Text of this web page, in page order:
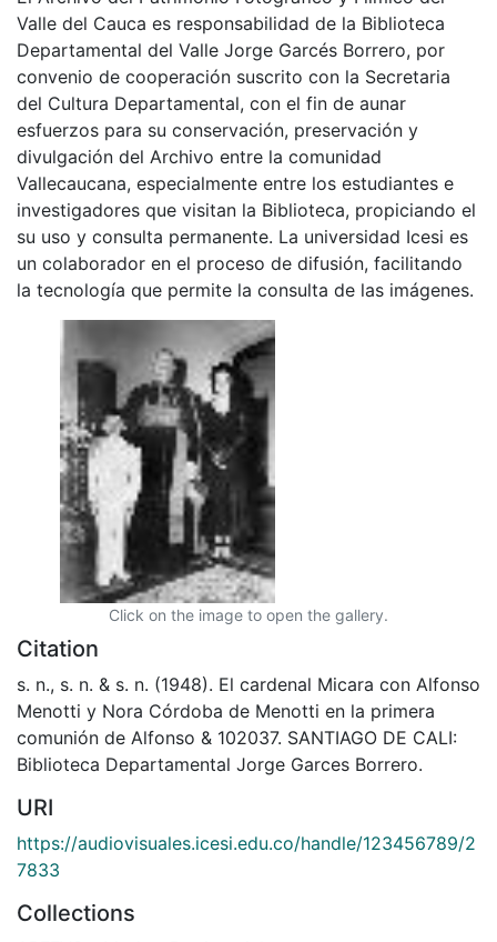
Valle del Cauca es responsabilidad de la Biblioteca
Departamental del Valle Jorge Garcés Borrero, por
convenio de cooperación suscrito con la Secretaria
del Cultura Departamental, con el fin de aunar
esfuerzos para su conservación, preservación y
divulgación del Archivo entre la comunidad
Vallecaucana, especialmente entre los estudiantes e
investigadores que visitan la Biblioteca, propiciando el
su uso y consulta permanente. La universidad Icesi es
un colaborador en el proceso de difusión, facilitando
la tecnología que permite la consulta de las imágenes.
Click on the image to open the gallery.
Citation
s. n., s. n. & s. n. (1948). El cardenal Micara con Alfonso
Menotti y Nora Córdoba de Menotti en la primera
comunión de Alfonso & 102037. SANTIAGO DE CALI:
Biblioteca Departamental Jorge Garces Borrero.
URI
https://audiovisuales.icesi.edu.co/handle/123456789/2
7833
Collections